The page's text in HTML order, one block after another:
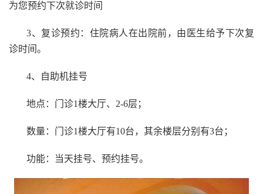
为您预约下次就诊时间
3、复诊预约：住院病人在出院前，由医生给予下次复
诊时间。
4、自助机挂号
地点：门诊1楼大厅、2-6层；
数量：门诊1楼大厅有10台，其余楼层分别有3台；
功能：当天挂号、预约挂号。